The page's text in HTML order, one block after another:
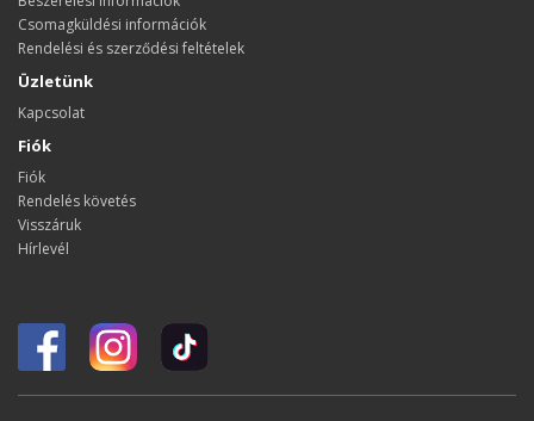
Csomagküldési információk
Rendelési és szerződési feltételek
Üzletünk
Kapcsolat
Fiók
Fiók
Rendelés követés
Visszáruk
Hírlevél